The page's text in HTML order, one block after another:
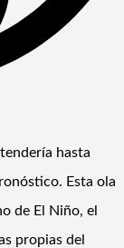
hasta
Esta ola
de El Niño, el
propias del